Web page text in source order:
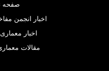
صفحه نخست
اخبار انجمن مفاخر
اخبار معماری و
مقالات معماری و